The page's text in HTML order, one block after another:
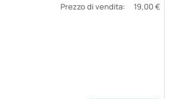
Prezzo di vendita: 19,00 €